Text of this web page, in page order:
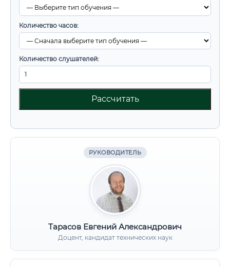
Количество часов:
Количество слушателей:
Рассчитать
РУКОВОДИТЕЛЬ
Тарасов Евгений Александрович
Доцент, кандидат технических наук